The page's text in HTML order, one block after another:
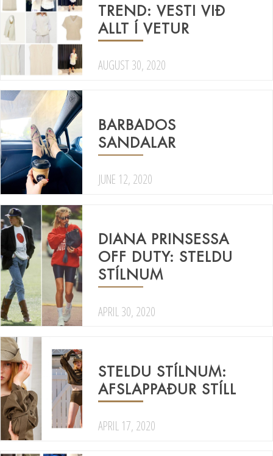
TREND: VESTI VIÐ
ALLT Í VETUR
AUGUST 30, 2020
BARBADOS
SANDALAR
JUNE 12, 2020
DIANA PRINSESSA
OFF DUTY: STELDU
STÍLNUM
APRIL 30, 2020
STELDU STÍLNUM:
AFSLAPPAÐUR STÍLL
APRIL 17, 2020